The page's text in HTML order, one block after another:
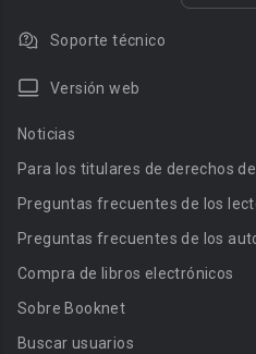
Soporte técnico
Versión web
Noticias
Para los titulares de derechos
Preguntas frecuentes de los
Preguntas frecuentes de los
Compra de libros electrónicos
Sobre Booknet
Buscar usuarios